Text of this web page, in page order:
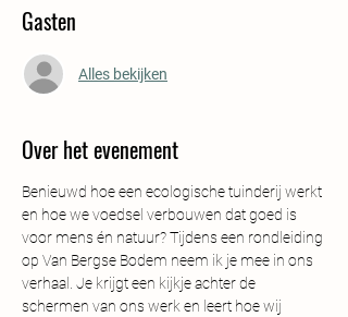
Gasten
Alles bekijken
Over het evenement
Benieuwd hoe een ecologische tuinderij werkt
en hoe we voedsel verbouwen dat goed is
voor mens én natuur? Tijdens een rondleiding
op Van Bergse Bodem neem ik je mee in ons
verhaal. Je krijgt een kijkje achter de
schermen van ons werk en leert hoe wij